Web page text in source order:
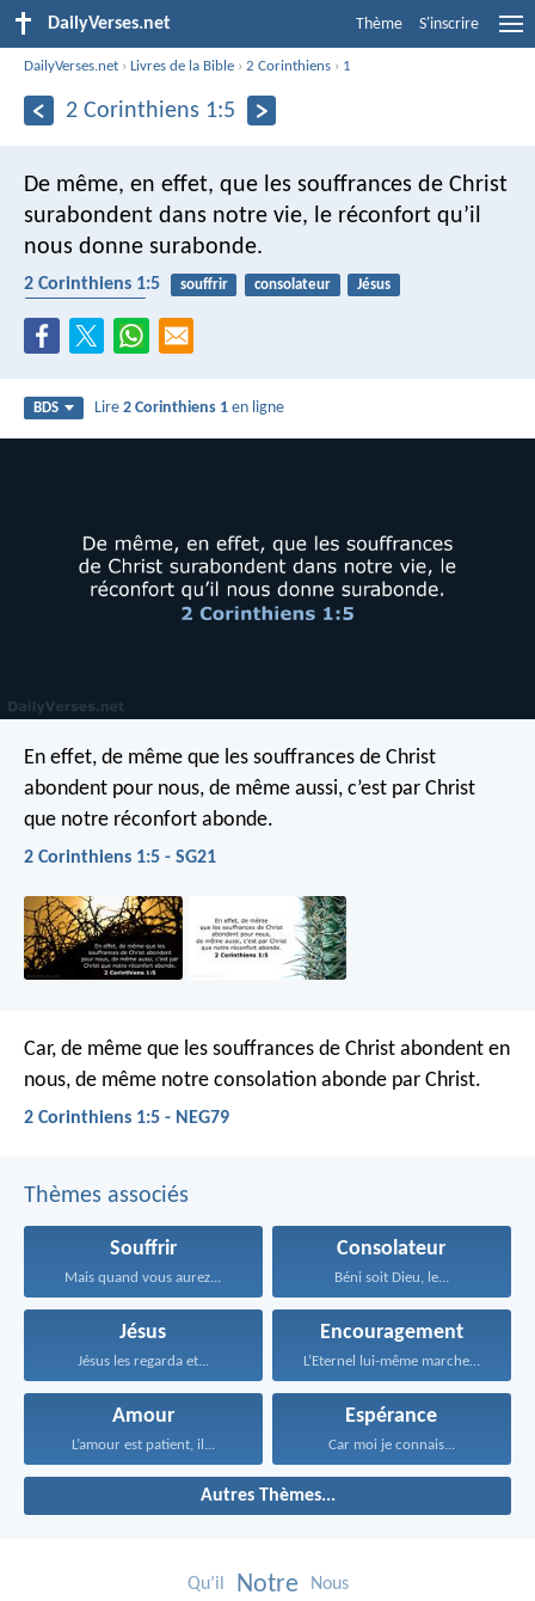
DailyVerses.net Thème S'inscrire
DailyVerses.net ›Livres de la Bible ›2 Corinthiens › 1
2 Corinthiens 1:5
De même, en effet, que les souffrances de Christ
surabondent dans notre vie, le réconfort qu’il
nous donne surabonde.
2 Corinthiens 1:5 souffrir consolateur
Jésus
BDS Lire2 Corinthiens 1 en ligne
En effet, de même que les souffrances de Christ
abondent pour nous, de même aussi, c’est par Christ
que notre réconfort abonde.
2 Corinthiens 1:5 - SG21
Car, de même que les souffrances de Christ abondent en
nous, de même notre consolation abonde par Christ.
2 Corinthiens 1:5 - NEG79
Thèmes associés
Souffrir
Mais quand vous aurez...
Consolateur
Béni soit Dieu, le...
Jésus
Jésus les regarda et...
Encouragement
L’Eternel lui-même marchera devant...
Amour
L’amour est patient, il...
Espérance
Car moi je connais...
Autres Thèmes...
Qu’il Notre Nous